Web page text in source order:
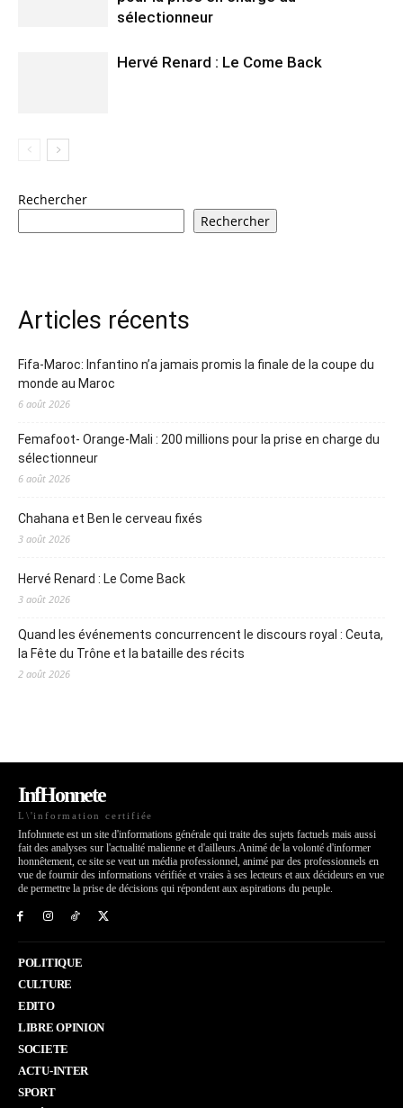
sélectionneur
Hervé Renard : Le Come Back
Rechercher
Rechercher
Articles récents
Fifa-Maroc: Infantino n’a jamais promis la finale de la coupe du
monde au Maroc
6 août 2026
Femafoot- Orange-Mali : 200 millions pour la prise en charge du
sélectionneur
6 août 2026
Chahana et Ben le cerveau fixés
3 août 2026
Hervé Renard : Le Come Back
3 août 2026
Quand les événements concurrencent le discours royal : Ceuta,
la Fête du Trône et la bataille des récits
2 août 2026
InfHonnete
L\'information certifiée
Infohnnete est un site d'informations générale qui traite des sujets factuels mais aussi
fait des analyses sur l'actualité malienne et d'ailleurs.Animé de la volonté d'informer
honnêtement, ce site se veut un média professionnel, animé par des professionnels en
vue de fournir des informations vérifiée et vraies à ses lecteurs et aux décideurs en vue
de permettre la prise de décisions qui répondent aux aspirations du peuple.
POLITIQUE
CULTURE
EDITO
LIBRE OPINION
SOCIETE
ACTU-INTER
SPORT